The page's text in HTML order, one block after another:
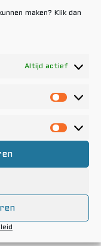
maken? Klik dan
Altijd actief